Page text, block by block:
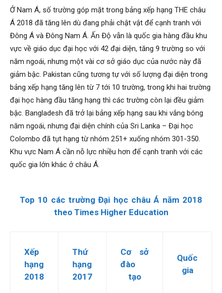
Ở Nam Á, số trường góp mặt trong bảng xếp hạng THE châu
Á 2018 đã tăng lên dù đang phải chật vật để cạnh tranh với
Đông Á và Đông Nam Á. Ấn Độ vẫn là quốc gia hàng đầu khu
vực về giáo dục đại học với 42 đại diện, tăng 9 trường so với
năm ngoái, nhưng một vài cơ sở giáo dục của nước này đã
giảm bậc. Pakistan cũng tương tự với số lượng đại diện trong
bảng xếp hạng tăng lên từ 7 tới 10 trường, trong khi hai trường
đại học hàng đầu tăng hạng thì các trường còn lại đều giảm
bậc. Bangladesh đã trở lại bảng xếp hạng sau khi vắng bóng
năm ngoái, nhưng đại diện chính của Sri Lanka – Đại học
Colombo đã tụt hạng từ nhóm 251+ xuống nhóm 301-350.
Khu vực Nam Á cần nỗ lực nhiều hơn để cạnh tranh với các
quốc gia lớn khác ở châu Á.
Top 10 các trường Đại học châu Á năm 2018
theo Times Higher Education
Xếp
hạng
2018
Thứ
hạng
2017
Cơ sở
đào
tạo
Quốc
gia